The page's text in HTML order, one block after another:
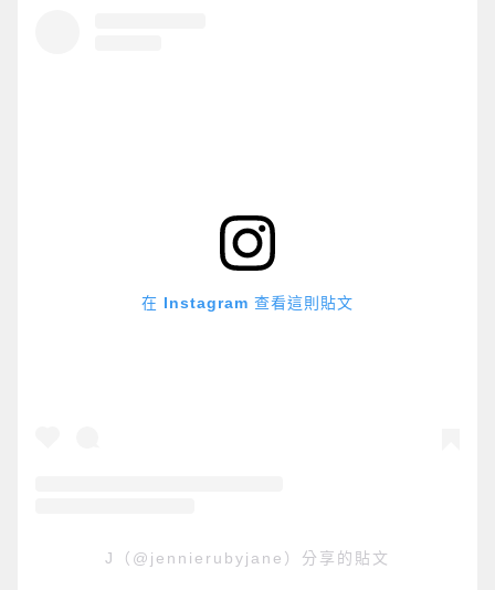
在 Instagram 查看這則貼文
J（@jennierubyjane）分享的貼文